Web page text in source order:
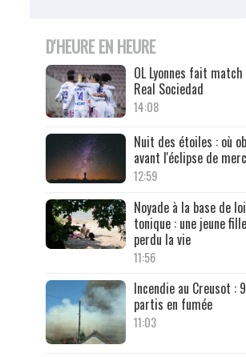
D'HEURE EN HEURE
OL Lyonnes fait
Real Sociedad
14:08
Nuit des étoiles : où
avant l'éclipse de
12:59
Noyade à la base de
tonique : une jeune
perdu la vie
11:56
Incendie au Creusot :
partis en fumée
11:03